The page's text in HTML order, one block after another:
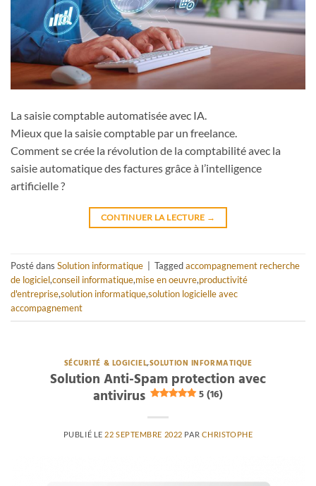
La saisie comptable automatisée avec IA.
Mieux que la saisie comptable par un freelance.
Comment se crée la révolution de la comptabilité avec la
saisie automatique des factures grâce à l’intelligence
artificielle ?
CONTINUER LA LECTURE →
Posté dans Solution informatique Taggedaccompagnement recherche
de logiciel,conseil informatique,mise en oeuvre,productivité
d'entreprise,solution informatique,solution logicielle avec
accompagnement
SÉCURITÉ & LOGICIEL,SOLUTION INFORMATIQUE
Solution Anti-Spam protection avec
antivirus
5 (16)
PUBLIÉ LE 22 SEPTEMBRE 2022 PAR CHRISTOPHE